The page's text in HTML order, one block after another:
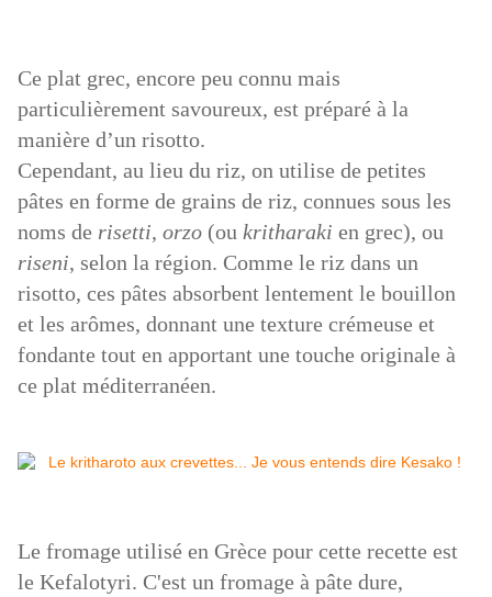
Ce plat grec, encore peu connu mais
particulièrement savoureux, est préparé à la
manière d’un risotto.
Cependant, au lieu du riz, on utilise de petites
pâtes en forme de grains de riz, connues sous les
noms de risetti, orzo (ou kritharaki en grec), ou
riseni, selon la région. Comme le riz dans un
risotto, ces pâtes absorbent lentement le bouillon
et les arômes, donnant une texture crémeuse et
fondante tout en apportant une touche originale à
ce plat méditerranéen.
Le fromage utilisé en Grèce pour cette recette est
le Kefalotyri. C'est un fromage à pâte dure,